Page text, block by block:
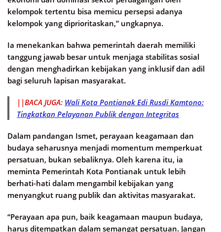
kelompok tertentu bisa memicu persepsi adanya
kelompok yang diprioritaskan,” ungkapnya.
Ia menekankan bahwa pemerintah daerah memiliki
tanggung jawab besar untuk menjaga stabilitas sosial
dengan menghadirkan kebijakan yang inklusif dan adil
bagi seluruh lapisan masyarakat.
||BACA JUGA: Wali Kota Pontianak Edi Rusdi Kamtono:
Tingkatkan Pelayanan Publik dengan Integritas
Dalam pandangan Ismet, perayaan keagamaan dan
budaya seharusnya menjadi momentum memperkuat
persatuan, bukan sebaliknya. Oleh karena itu, ia
meminta Pemerintah Kota Pontianak untuk lebih
berhati-hati dalam mengambil kebijakan yang
menyangkut ruang publik dan aktivitas masyarakat.
“Perayaan apa pun, baik keagamaan maupun budaya,
harus ditempatkan dalam semangat persatuan. Jangan